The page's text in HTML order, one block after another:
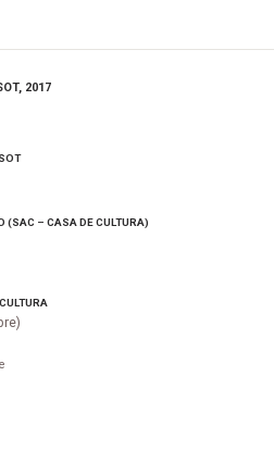
2017
(SAC – CASA DE CULTURA)